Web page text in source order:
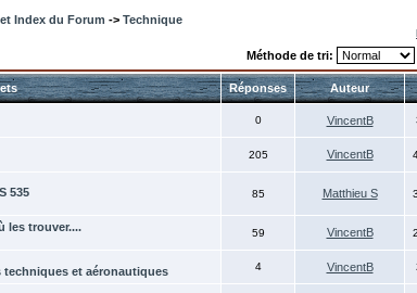
Index du Forum -> Technique
Méthode de tri:
Réponses Auteur
0 VincentB
205 VincentB
535 85 Matthieu S
les trouver.... 59 VincentB
techniques et aéronautiques 4 VincentB